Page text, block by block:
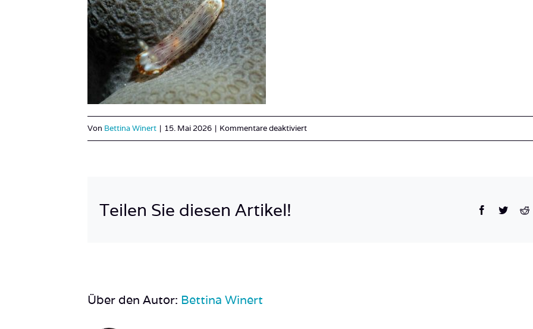
Von Bettina Winert | 15. Mai 2026 | Kommentare deaktiviertfür
Teilen Sie diesen Artikel! Facebook
Twitter
Über den Autor: Bettina Winert